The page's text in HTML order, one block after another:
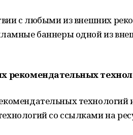
с любыми из внешних
баннеры одной из
рекомендательных
со ссылками на